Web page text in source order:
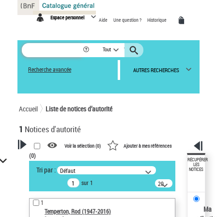
Espace personnel Aide Une question ? Historique
Tout
Recherche avancée AUTRES RECHERCHES
Accueil Liste de notices d’autorité
1 Notices d'autorité
VOTRE RECHERCHE
Recherche avancée dans les
notices d’autorité
Œuvres liées à l'auteur :
Temperton, Rod (1947-2016)
Voir la sélection (0) Ajouter à mes références
(0)
Tri par : Défaut
sur 1
20
résultats/page
1
Temperton, Rod (1947-2016)
RÉCUPÉRER
LES
NOTICES
Ma
Panneau de gestion des cookies